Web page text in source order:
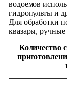
водоемов
гидропульты и
Для обработки
квазары,
Количество